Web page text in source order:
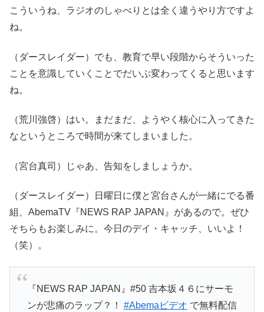
こういうね、ラジオのしゃべりとは全く違うやり方ですよ
ね。
（ダースレイダー）でも、教育で早い段階からそういった
ことを意識していくことでだいぶ変わってくると思います
ね。
（荒川強啓）はい。まだまだ、ようやく核心に入ってきた
なというところで時間が来てしまいました。
（宮台真司）じゃあ、告知をしましょうか。
（ダースレイダー）日曜日に僕と宮台さんが一緒にでる番
組、AbemaTV『NEWS RAP JAPAN』があるので。ぜひ
そちらもお楽しみに。今日のデイ・キャッチ、いいよ！
（笑）。
『NEWS RAP JAPAN』#50 吉本坂４６にサーモ
ンが悲痛のラップ？！ #Abemaビデオ で無料配信